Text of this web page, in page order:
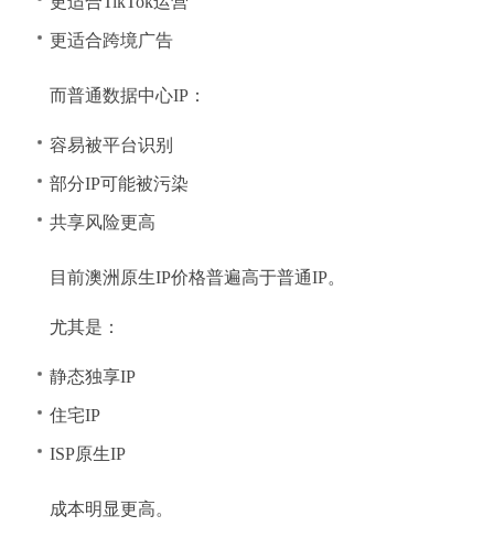
更适合跨境广告
而普通数据中心IP：
容易被平台识别
部分IP可能被污染
共享风险更高
目前澳洲原生IP价格普遍高于普通IP。
尤其是：
静态独享IP
住宅IP
ISP原生IP
成本明显更高。